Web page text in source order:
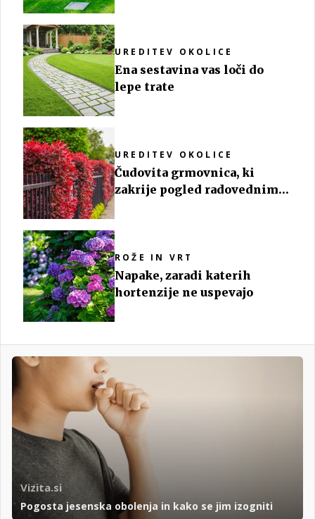
UREDITEV OKOLICE
Ena sestavina vas loči do
lepe trate
UREDITEV OKOLICE
Čudovita grmovnica, ki
zakrije pogled radovednim
ROŽE IN VRT
Napake, zaradi katerih
hortenzije ne uspevajo
Vizita.si
Pogosta jesenska obolenja in kako se jim izogniti